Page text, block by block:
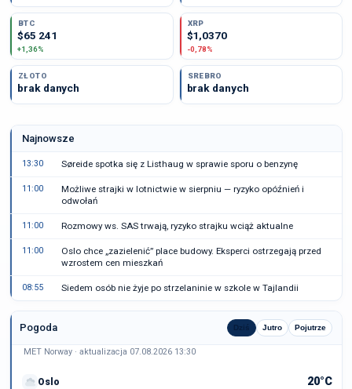
BTC
$65 241
+1,36%
XRP
$1,0370
-0,78%
ZŁOTO
brak danych
SREBRO
brak danych
Najnowsze
13:30 Søreide spotka się z Listhaug w sprawie sporu o benzynę
11:00
Możliwe strajki w lotnictwie w sierpniu — ryzyko opóźnień i
odwołań
11:00 Rozmowy ws. SAS trwają, ryzyko strajku wciąż aktualne
11:00
Oslo chce „zazielenić” place budowy. Eksperci ostrzegają przed
wzrostem cen mieszkań
08:55 Siedem osób nie żyje po strzelaninie w szkole w Tajlandii
Pogoda Dziś Jutro Pojutrze
MET Norway · aktualizacja 07.08.2026 13:30
Oslo 20°C